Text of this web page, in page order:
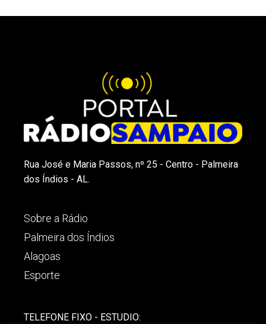
Rua José e Maria Passos, nº 25 - Centro - Palmeira
dos Índios - AL.
Sobre a Rádio
Palmeira dos Índios
Alagoas
Esporte
TELEFONE FIXO - ESTUDIO: